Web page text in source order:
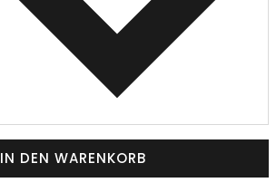
IN DEN WARENKORB